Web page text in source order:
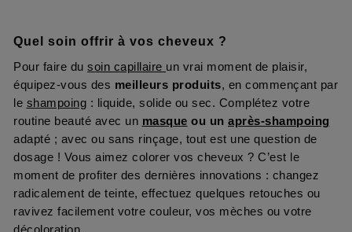
Quel soin offrir à vos cheveux ?
Pour faire du soin capillaire un vrai moment de plaisir,
équipez-vous des meilleurs produits, en commençant par
le shampoing : liquide, solide ou sec. Complétez votre
routine beauté avec un masque ou un après-shampoing
adapté ; avec ou sans rinçage, tout est une question de
dosage ! Vous aimez colorer vos cheveux ? C’est le
moment de profiter des dernières innovations : changez
radicalement de teinte, effectuez quelques retouches ou
ravivez facilement votre couleur, vos mèches ou votre